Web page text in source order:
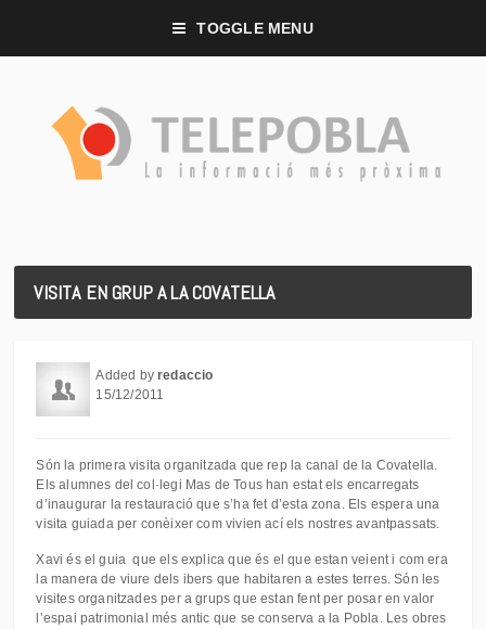
TOGGLE MENU
VISITA EN GRUP A LA COVATELLA
Added byredaccio
15/12/2011
Són la primera visita organitzada que rep la canal de la Covatella.
Els alumnes del col·legi Mas de Tous han estat els encarregats
d’inaugurar la restauració que s’ha fet d’esta zona. Els espera una
visita guiada per conèixer com vivien ací els nostres avantpassats.
Xavi és el guia que els explica que és el que estan veient i com era
la manera de viure dels ibers que habitaren a estes terres. Són les
visites organitzades per a grups que estan fent per posar en valor
l’espai patrimonial més antic que se conserva a la Pobla. Les obres